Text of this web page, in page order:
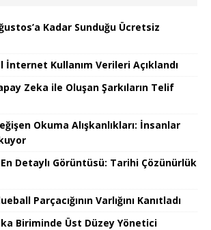
Kadar Sunduğu Ücretsiz
İnternet Kullanım Verileri Açıklandı
Zeka ile Oluşan Şarkıların Telif
Okuma Alışkanlıkları: İnsanlar
Detaylı Görüntüsü: Tarihi Çözünürlük
Parçacığının Varlığını Kanıtladı
Biriminde Üst Düzey Yönetici